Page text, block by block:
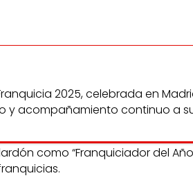
2025, celebrada en
y acompañamiento continuo a
como “Franquiciador del